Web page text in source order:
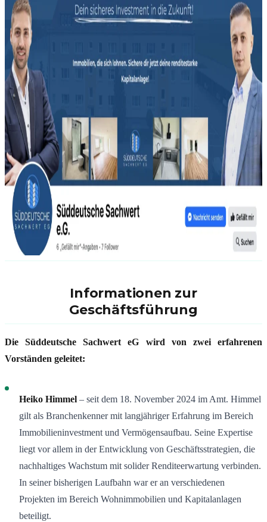
Informationen zur
Geschäftsführung
Die Süddeutsche Sachwert eG wird von zwei erfahrenen
Vorständen geleitet:
Heiko Himmel – seit dem 18. November 2024 im Amt. Himmel
gilt als Branchenkenner mit langjähriger Erfahrung im Bereich
Immobilieninvestment und Vermögensaufbau. Seine Expertise
liegt vor allem in der Entwicklung von Geschäftsstrategien, die
nachhaltiges Wachstum mit solider Renditeerwartung verbinden.
In seiner bisherigen Laufbahn war er an verschiedenen
Projekten im Bereich Wohnimmobilien und Kapitalanlagen
beteiligt.